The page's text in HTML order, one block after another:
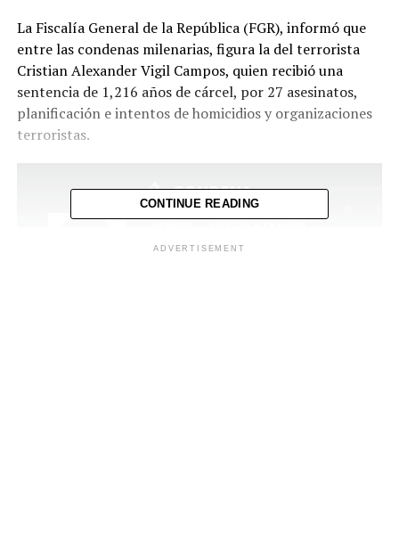
La Fiscalía General de la República (FGR), informó que
entre las condenas milenarias, figura la del terrorista
Cristian Alexander Vigil Campos, quien recibió una
sentencia de 1,216 años de cárcel, por 27 asesinatos,
planificación e intentos de homicidios y organizaciones
terroristas.
CONTINUE READING
ADVERTISEMENT